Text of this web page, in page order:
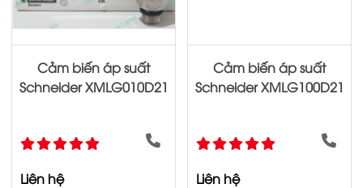
Cảm biến áp suất
Schneider XMLG010D21
Liên hệ
Cảm biến áp suất
Schneider XMLG100D21
Liên hệ